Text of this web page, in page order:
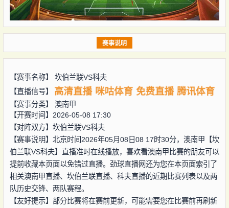
赛事说明
【赛事名称】 坎伯兰联VS科夫
【直播信号】
高清直播 咪咕体育 免费直播 腾讯体育
【赛事分类】 澳南甲
【开赛时间】2026-05-08 17:30
【对阵双方】 坎伯兰联VS科夫
【赛事说明】北京时间2026年05月08日08 17时30分，澳南甲【坎
伯兰联VS科夫】直播准时在线播放，喜欢看澳南甲比赛的朋友可以
提前收藏本页面以免错过直播。劲球直播网还为您在本页面索引了
相关澳南甲直播、坎伯兰联直播、科夫直播的近期比赛列表以及两
队历史交锋、两队赛程。
【友好提示】部分比赛将在赛前更新，可能需要您在比赛前再刷新